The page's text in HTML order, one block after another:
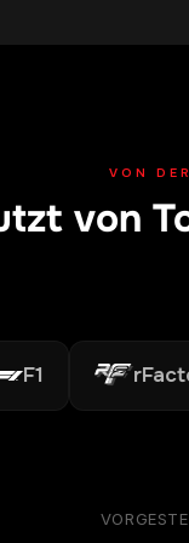
VON
von
rFactor 2